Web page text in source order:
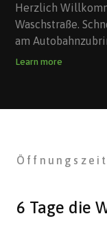
Herzlich
Waschstraße.
am
Learn more
6 Tage die